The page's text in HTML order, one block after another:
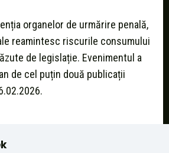
organelor de urmărire penală,
reamintesc riscurile consumului
de legislație. Evenimentul a
de cel puțin două publicații